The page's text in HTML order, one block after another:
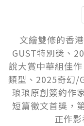
文繪雙修的香
GUST特別獎、
說大賞中華組佳
類型、2025奇幻/
琅琅原創簽約作
短篇徵文首獎，
正作